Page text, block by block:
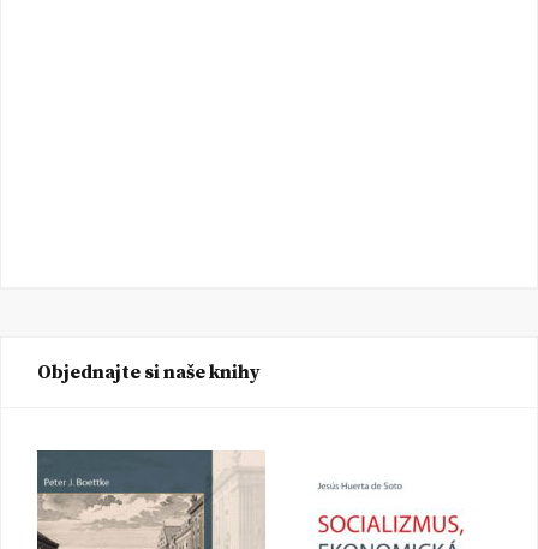
Objednajte si naše knihy